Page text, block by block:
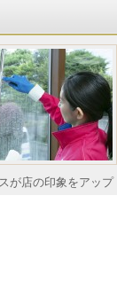
が店の印象をアップ